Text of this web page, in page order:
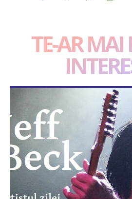
TE-AR MAI